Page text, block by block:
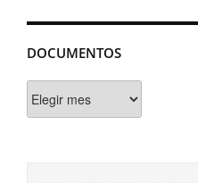
DOCUMENTOS